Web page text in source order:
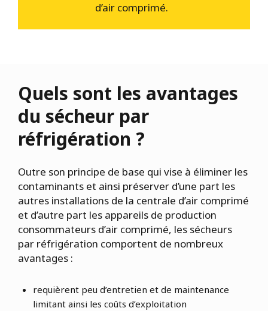
d’air comprimé.
Quels sont les avantages
du sécheur par
réfrigération ?
Outre son principe de base qui vise à éliminer les
contaminants et ainsi préserver d’une part les
autres installations de la centrale d’air comprimé
et d’autre part les appareils de production
consommateurs d’air comprimé, les sécheurs
par réfrigération comportent de nombreux
avantages :
requièrent peu d’entretien et de maintenance
limitant ainsi les coûts d’exploitation